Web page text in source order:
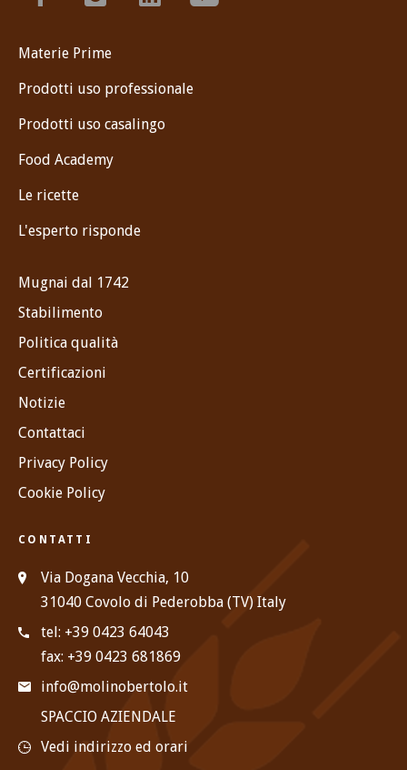
Materie Prime
Prodotti uso professionale
Prodotti uso casalingo
Food Academy
Le ricette
L'esperto risponde
Mugnai dal 1742
Stabilimento
Politica qualità
Certificazioni
Notizie
Contattaci
Privacy Policy
Cookie Policy
CONTATTI
Via Dogana Vecchia, 10
31040 Covolo di Pederobba (TV) Italy
tel: +39 0423 64043
fax: +39 0423 681869
info@molinobertolo.it
SPACCIO AZIENDALE
Vedi indirizzo ed orari